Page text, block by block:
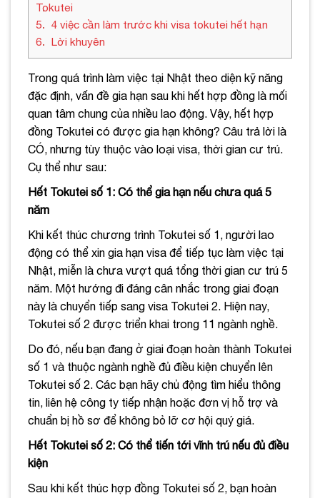
Tokutei
5
4 việc cần làm trước khi visa tokutei hết hạn
6
Lời khuyên
Trong quá trình làm việc tại Nhật theo diện kỹ năng
đặc định, vấn đề gia hạn sau khi hết hợp đồng là mối
quan tâm chung của nhiều lao động. Vậy, hết hợp
đồng Tokutei có được gia hạn không? Câu trả lời là
CÓ, nhưng tùy thuộc vào loại visa, thời gian cư trú.
Cụ thể như sau:
Hết Tokutei số 1: Có thể gia hạn nếu chưa quá 5
năm
Khi kết thúc chương trình Tokutei số 1, người lao
động có thể xin gia hạn visa để tiếp tục làm việc tại
Nhật, miễn là chưa vượt quá tổng thời gian cư trú 5
năm. Một hướng đi đáng cân nhắc trong giai đoạn
này là chuyển tiếp sang visa Tokutei 2. Hiện nay,
Tokutei số 2 được triển khai trong 11 ngành nghề.
Do đó, nếu bạn đang ở giai đoạn hoàn thành Tokutei
số 1 và thuộc ngành nghề đủ điều kiện chuyển lên
Tokutei số 2. Các bạn hãy chủ động tìm hiểu thông
tin, liên hệ công ty tiếp nhận hoặc đơn vị hỗ trợ và
chuẩn bị hồ sơ để không bỏ lỡ cơ hội quý giá.
Hết Tokutei số 2: Có thể tiến tới vĩnh trú nếu đủ điều
kiện
Sau khi kết thúc hợp đồng Tokutei số 2, bạn hoàn